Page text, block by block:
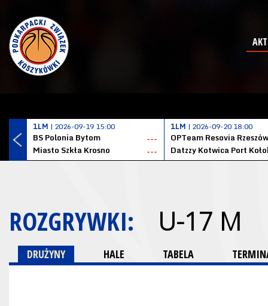
1LM | 2026-09-19 15:00
BS Polonia Bytom
---
Miasto Szkła Krosno
---
1LM | 2026-09-20 18:00
OPTeam Resovia Rzeszów
ROZGRYWKI: U-17 M
DRUŻYNY HALE TABELA